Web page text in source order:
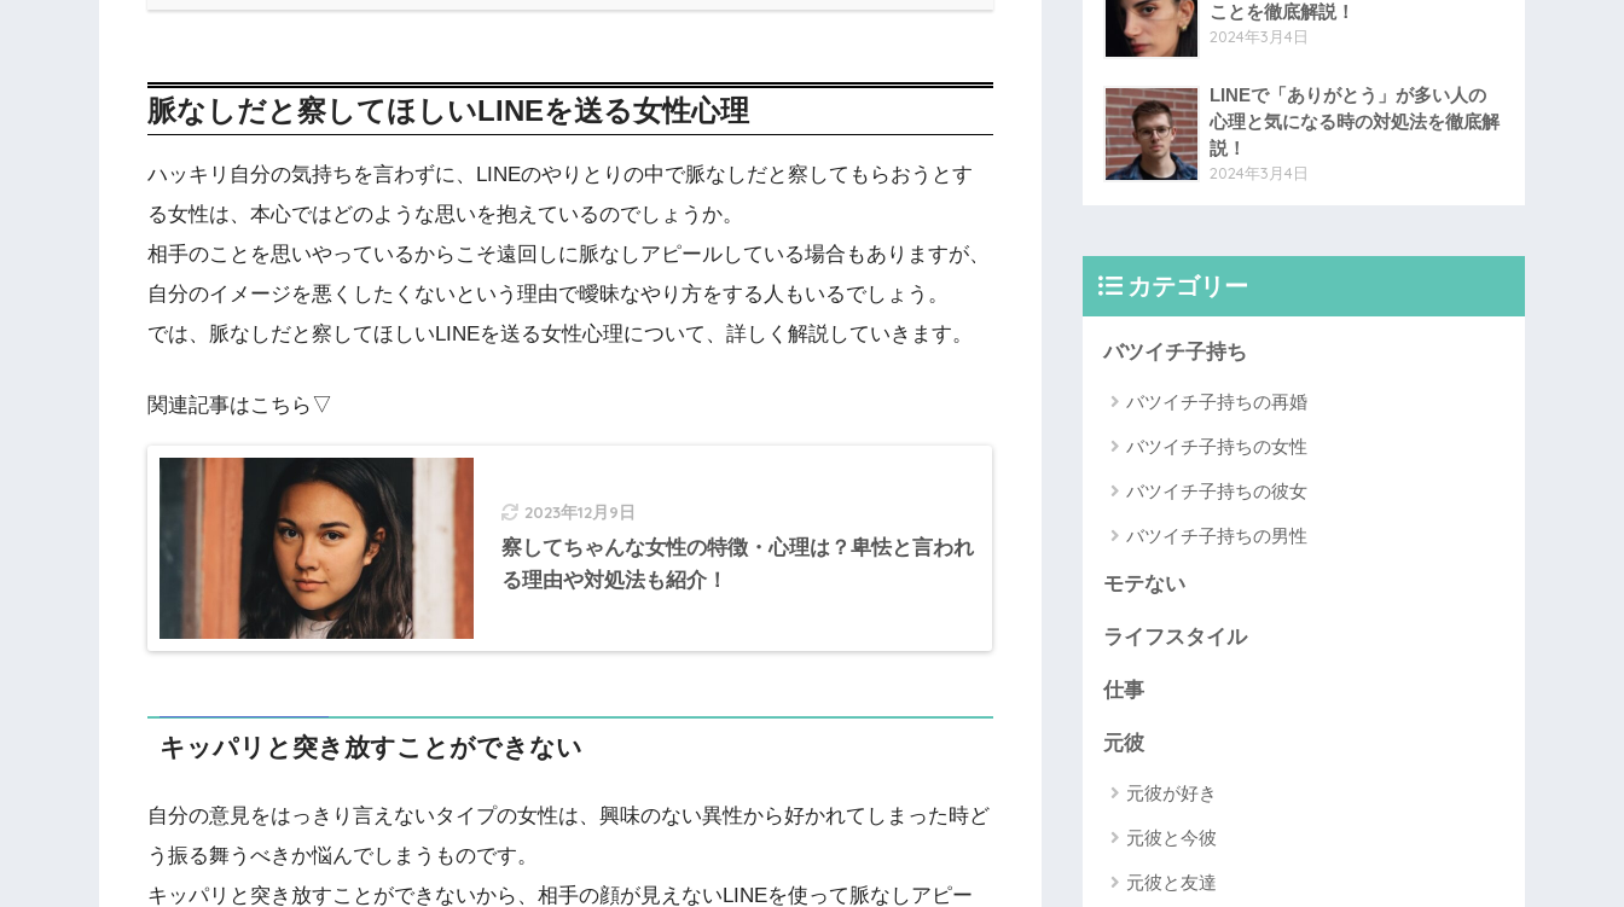
脈なしだと察してほしいLINEを送る女性心理
ハッキリ自分の気持ちを言わずに、LINEのやりとりの中で脈なしだと察してもらおうとす
る女性は、本心ではどのような思いを抱えているのでしょうか。
相手のことを思いやっているからこそ遠回しに脈なしアピールしている場合もありますが、
自分のイメージを悪くしたくないという理由で曖昧なやり方をする人もいるでしょう。
では、脈なしだと察してほしいLINEを送る女性心理について、詳しく解説していきます。
関連記事はこちら▽
2023年12月9日
察してちゃんな女性の特徴・心理は？卑怯と言われ
る理由や対処法も紹介！
キッパリと突き放すことができない
自分の意見をはっきり言えないタイプの女性は、興味のない異性から好かれてしまった時ど
う振る舞うべきか悩んでしまうものです。
キッパリと突き放すことができないから、相手の顔が見えないLINEを使って脈なしアピー
ことを徹底解説！
2024年3月4日
LINEで「ありがとう」が多い人の
心理と気になる時の対処法を徹底解
説！
2024年3月4日
カテゴリー
バツイチ子持ち
バツイチ子持ちの再婚
バツイチ子持ちの女性
バツイチ子持ちの彼女
バツイチ子持ちの男性
モテない
ライフスタイル
仕事
元彼
元彼が好き
元彼と今彼
元彼と友達